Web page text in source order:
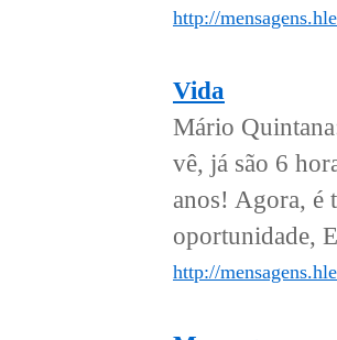
http://
Vida
Mário
vê, já são 6
anos! Agora, é
oportunidade,
http://